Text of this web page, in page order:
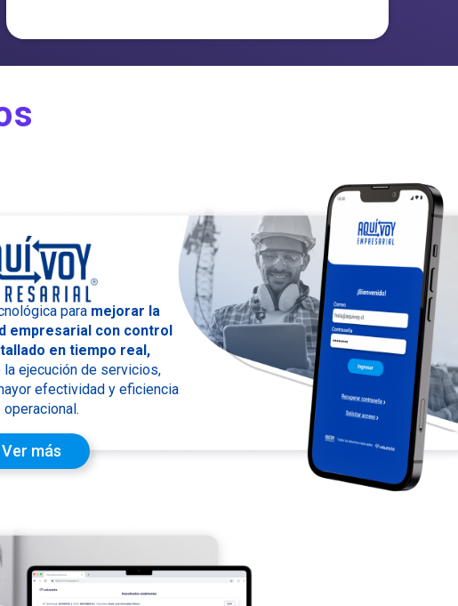
para mejorar la
empresarial con control
en tiempo real,
la ejecución de servicios,
efectividad y eficiencia
operacional.
Ver más